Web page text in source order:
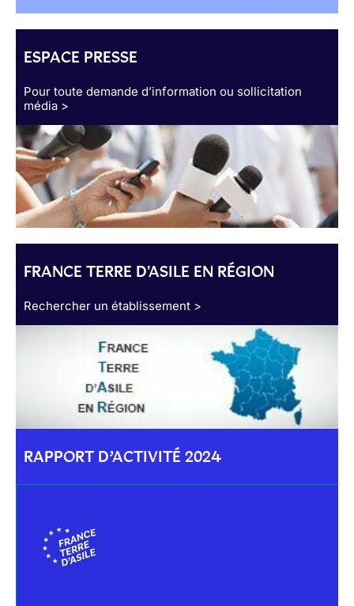
ESPACE PRESSE
Pour toute demande d’information ou sollicitation
média >
FRANCE TERRE D'ASILE EN RÉGION
Rechercher un établissement >
RAPPORT D’ACTIVITÉ 2024